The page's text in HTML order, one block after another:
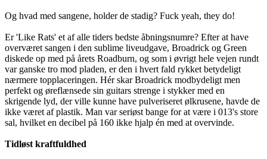
Og hvad med sangene, holder de stadig? Fuck yeah, they do!
Er 'Like Rats' et af alle tiders bedste åbningsnumre? Efter at have
overværet sangen i den sublime liveudgave, Broadrick og Green
diskede op med på årets Roadburn, og som i øvrigt hele vejen rundt
var ganske tro mod pladen, er den i hvert fald rykket betydeligt
nærmere topplaceringen. Hér skar Broadrick modbydeligt men
perfekt og øreflænsede sin guitars strenge i stykker med en
skrigende lyd, der ville kunne have pulveriseret ølkrusene, havde de
ikke været af plastik. Man var seriøst bange for at være i 013's store
sal, hvilket en decibel på 160 ikke hjalp én med at overvinde.
Tidløst kraftfuldhed